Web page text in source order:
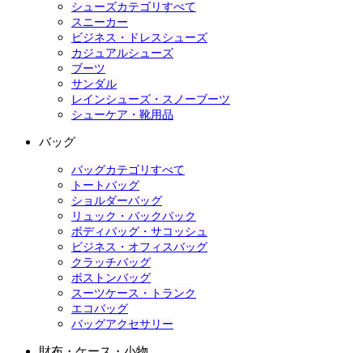
シューズカテゴリすべて
スニーカー
ビジネス・ドレスシューズ
カジュアルシューズ
ブーツ
サンダル
レインシューズ・スノーブーツ
シューケア・靴用品
バッグ
バッグカテゴリすべて
トートバッグ
ショルダーバッグ
リュック・バックパック
ボディバッグ・サコッシュ
ビジネス・オフィスバッグ
クラッチバッグ
ボストンバッグ
スーツケース・トランク
エコバッグ
バッグアクセサリー